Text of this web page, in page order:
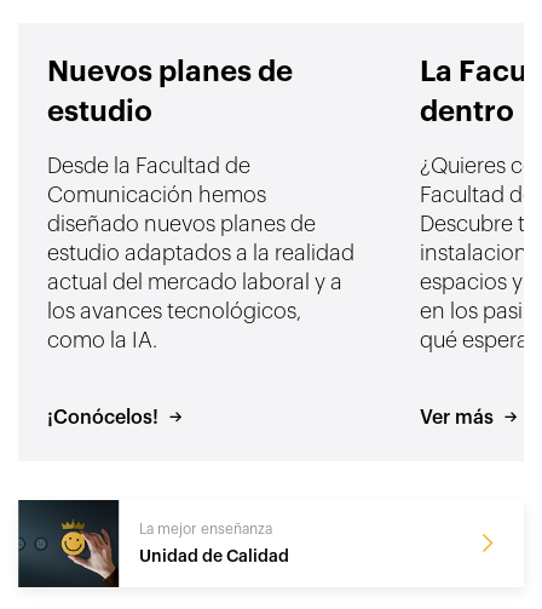
Nuevos planes de
estudio
Desde la Facultad de
Comunicación hemos
diseñado nuevos planes de
estudio adaptados a la realidad
actual del mercado laboral y a
los avances tecnológicos,
como la IA.
¡Conócelos!
La
dentro
¿Quieres
Facultad
Descubre
espacios y
en los
qué
Ver más
La mejor enseñanza
Unidad de Calidad